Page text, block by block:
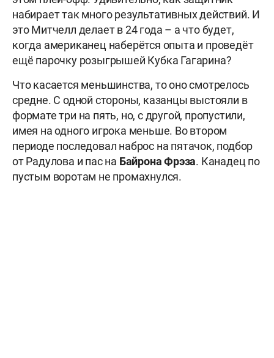
набирает так много результативных действий. И
это Митчелл делает в 24 года – а что будет,
когда американец наберётся опыта и проведёт
ещё парочку розыгрышей Кубка Гагарина?
Что касается меньшинства, то оно смотрелось
средне. С одной стороны, казанцы выстояли в
формате три на пять, но, с другой, пропустили,
имея на одного игрока меньше. Во втором
периоде последовал наброс на пятачок, подбор
от Радулова и пас на Байрона Фрэза. Канадец по
пустым воротам не промахнулся.